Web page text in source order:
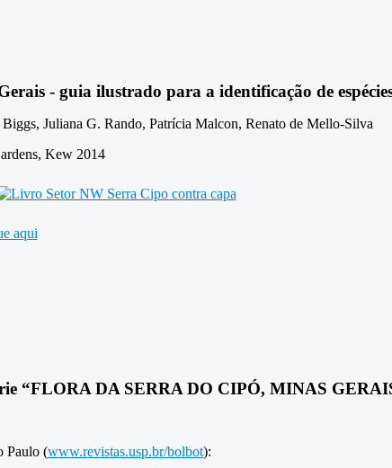
- guia ilustrado para a identificação de
Juliana G. Rando, Patrícia Malcon, Renato de Mello-Silva
Kew 2014
aqui
“FLORA DA SERRA DO CIPÓ, MINAS
Paulo (www.revistas.usp.br/bolbot):